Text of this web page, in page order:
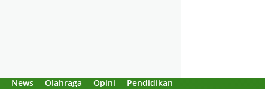
News Olahraga Opini Pendidikan